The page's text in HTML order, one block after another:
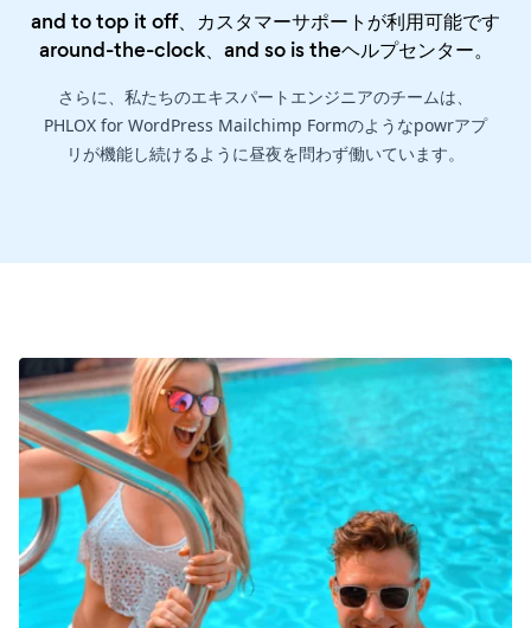
and to top it off、カスタマーサポートが利用可能です
around-the-clock、and so is theヘルプセンター。
さらに、私たちのエキスパートエンジニアのチームは、
PHLOX for WordPress Mailchimp Formのようなpowrアプ
リが機能し続けるように昼夜を問わず働いています。